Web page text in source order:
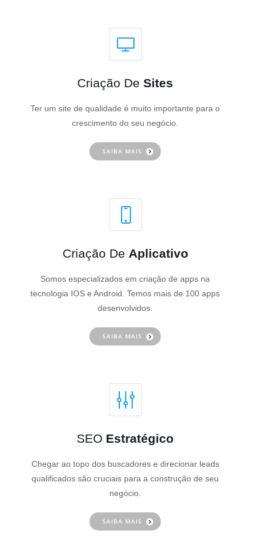
Criação De Sites
Ter um site de qualidade é muito importante para o
crescimento do seu negócio.
SAIBA MAIS
Criação De Aplicativo
Somos especializados em criação de apps na
tecnologia IOS e Android. Temos mais de 100 apps
desenvolvidos.
SAIBA MAIS
SEO Estratégico
Chegar ao topo dos buscadores e direcionar leads
qualificados são cruciais para a construção de seu
negócio.
SAIBA MAIS